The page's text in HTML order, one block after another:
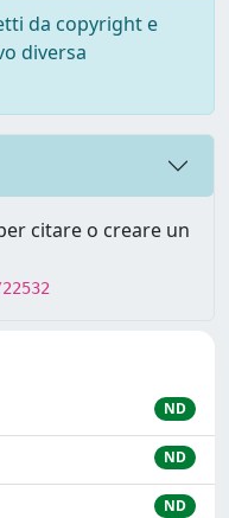
da copyright e
diversa
citare o creare un
ND
ND
ND